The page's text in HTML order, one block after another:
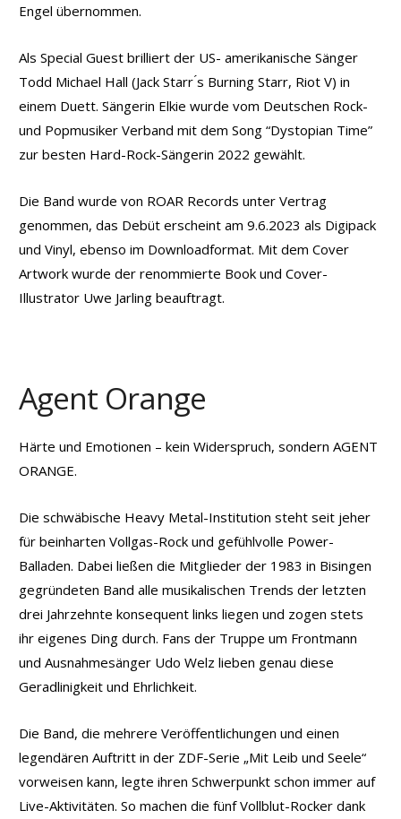
Engel übernommen.
Als Special Guest brilliert der US- amerikanische Sänger
Todd Michael Hall (Jack Starr ́s Burning Starr, Riot V) in
einem Duett. Sängerin Elkie wurde vom Deutschen Rock-
und Popmusiker Verband mit dem Song “Dystopian Time”
zur besten Hard-Rock-Sängerin 2022 gewählt.
Die Band wurde von ROAR Records unter Vertrag
genommen, das Debüt erscheint am 9.6.2023 als Digipack
und Vinyl, ebenso im Downloadformat. Mit dem Cover
Artwork wurde der renommierte Book und Cover-
Illustrator Uwe Jarling beauftragt.
Agent Orange
Härte und Emotionen – kein Widerspruch, sondern AGENT
ORANGE.
Die schwäbische Heavy Metal-Institution steht seit jeher
für beinharten Vollgas-Rock und gefühlvolle Power-
Balladen. Dabei ließen die Mitglieder der 1983 in Bisingen
gegründeten Band alle musikalischen Trends der letzten
drei Jahrzehnte konsequent links liegen und zogen stets
ihr eigenes Ding durch. Fans der Truppe um Frontmann
und Ausnahmesänger Udo Welz lieben genau diese
Geradlinigkeit und Ehrlichkeit.
Die Band, die mehrere Veröffentlichungen und einen
legendären Auftritt in der ZDF-Serie „Mit Leib und Seele“
vorweisen kann, legte ihren Schwerpunkt schon immer auf
Live-Aktivitäten. So machen die fünf Vollblut-Rocker dank